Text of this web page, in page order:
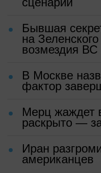
Бывшая
на
возмездия
В Москве
фактор
Мерц жаждет
раскрыто —
Иран
американцев